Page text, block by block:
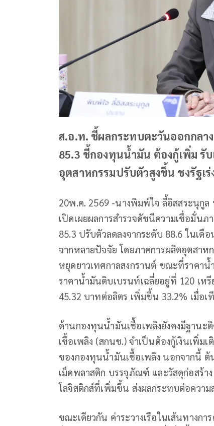
ส.อ.ท. ชี้ผลกระทบตะวันออกกลา
85.3 ชี้กองทุนน้ำมัน ต้องกู้เพิ่ม รั
อุตสาหกรรมปรับตัวสูงขึ้น ชงรัฐเ
20พ.ค. 2569 -นางพิมพ์ใจ ลี้อิสสระนุกู
เปิดเผยผลการสำรวจดัชนีความเชื่อมั่น
85.3 ปรับตัวลดลงจากระดับ 88.6 ในเดื
จากหลายปัจจัย โดยภาคการผลิตอุตสาห
หยุดยาวเทศกาลสงกรานต์ ขณะที่ราคาน้
ราคาน้ำมันดิบเบรนท์เฉลี่ยอยู่ที่ 120 เห
45.32 บาทต่อลิตร เพิ่มขึ้น 33.2% เมื่อ
ด้านกองทุนน้ำมันเชื้อเพลิงยังคงมีฐาน
เชื้อเพลิง (สกนช.) จำเป็นต้องกู้เงินเพิ่ม
ของกองทุนน้ำมันเชื้อเพลิง นอกจากนี้
เม็ดพลาสติก บรรจุภัณฑ์ และวัสดุก่อสร้
โลจิสติกส์ที่เพิ่มขึ้น ส่งผลกระทบต่อความ
ขณะเดียวกัน ค่าระวางเรือในเส้นทางก